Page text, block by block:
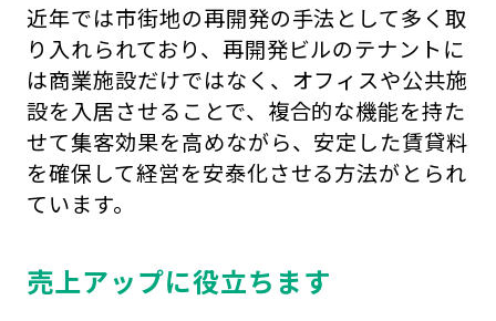
近年では市街地の再開発の手法として多く取
り入れられており、再開発ビルのテナントに
は商業施設だけではなく、オフィスや公共施
設を入居させることで、複合的な機能を持た
せて集客効果を高めながら、安定した賃貸料
を確保して経営を安泰化させる方法がとられ
ています。
売上アップに役立ちます